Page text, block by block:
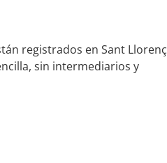
registrados en Sant Llorenç
sin intermediarios y